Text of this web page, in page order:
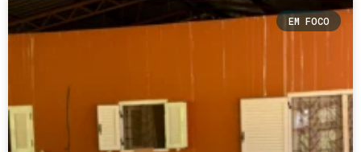
EM FOCO